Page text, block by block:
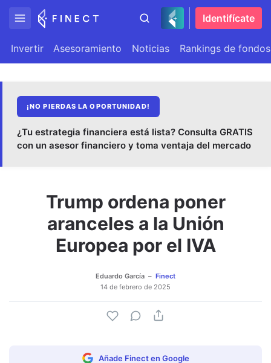
Identifícate
Invertir Asesoramiento Noticias Rankings de fondos
¡NO PIERDAS LA OPORTUNIDAD!
¿Tu estrategia financiera está lista? Consulta GRATIS
con un asesor financiero y toma ventaja del mercado
Trump ordena poner
aranceles a la Unión
Europea por el IVA
Eduardo García
Finect
14 de febrero de 2025
Añade Finect en Google